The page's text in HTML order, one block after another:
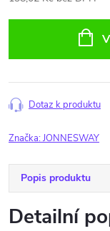
Dotaz k produktu
Značka:JONNESWAY
Popis produktu
Detailní